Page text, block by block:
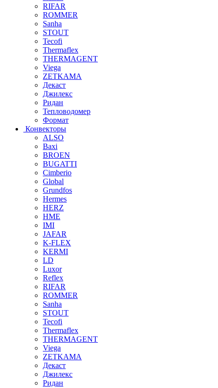
RIFAR
ROMMER
Sanha
STOUT
Tecofi
Thermaflex
THERMAGENT
Viega
ZETKAMA
Декаст
Джилекс
Ридан
Тепловодомер
Формат
Конвекторы
ALSO
Baxi
BROEN
BUGATTI
Cimberio
Global
Grundfos
Hermes
HERZ
HME
IMI
JAFAR
K-FLEX
KERMI
LD
Luxor
Reflex
RIFAR
ROMMER
Sanha
STOUT
Tecofi
Thermaflex
THERMAGENT
Viega
ZETKAMA
Декаст
Джилекс
Ридан